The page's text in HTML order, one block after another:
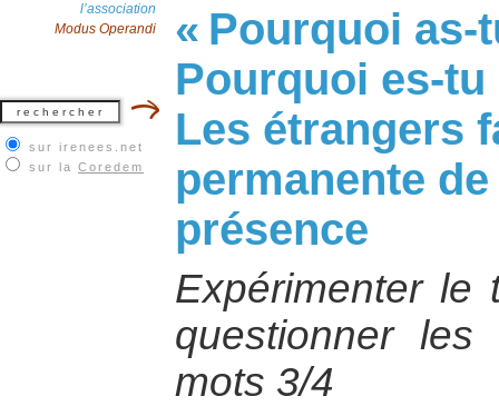
l’association
Modus Operandi
sur irenees.net
sur la Coredem
« Pourquoi
Pourquoi es-tu
Les étrangers
permanente
présence
Expérimenter le
questionner
mots 3/4